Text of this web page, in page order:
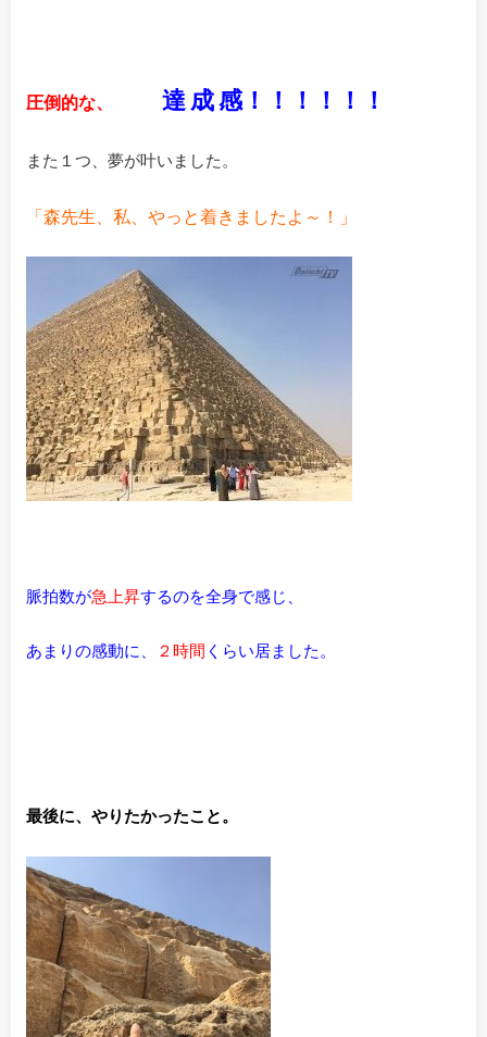
圧倒的な、 達 成 感！！！！！！
また１つ、夢が叶いました。
「森先生、私、やっと着きましたよ～！」
脈拍数が急上昇するのを全身で感じ、
あまりの感動に、 ２時間 くらい居ました。
最後に、やりたかったこと。